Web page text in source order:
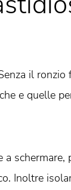
il
e quelle
Inoltre